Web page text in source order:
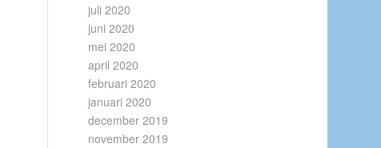
juli 2020
juni 2020
mei 2020
april 2020
februari 2020
januari 2020
december 2019
november 2019